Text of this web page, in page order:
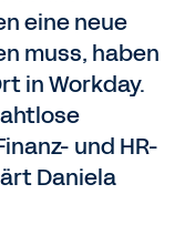
eine neue
muss, haben
in Workday.
und HR-
Daniela